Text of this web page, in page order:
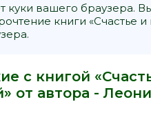
куки вашего браузера.
книги «Счастье
с книгой
от автора -